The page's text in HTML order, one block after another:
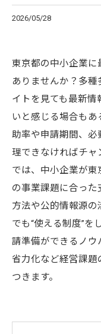
2026/05/28
東京都の中小企業に
ありませんか？多
イトを見ても最新情
いと感じる場合も
助率や申請期間、必
理できなければチ
では、中小企業が
の事業課題に合っ
方法や公的情報源の
でも“使える制度”を
請準備ができるノウ
省力化など経営課題
つきます。